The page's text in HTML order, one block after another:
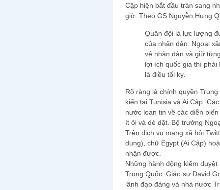
Cập hiện bắt đầu tràn sang
giờ. Theo GS Nguyễn Hưng
Quân đội là lực lượng
của nhân dân: Ngoại
vệ nhân dân và giữ
lợi ích quốc gia thì phải
là điều tối kỵ.
Rõ ràng là chính quyền
kiến tại Tunisia và Ai Cập.
nước loan tin về các diễn
ít ỏi và dè dặt. Bộ trưởng
Trên dịch vụ mạng xã hội
dụng), chữ Egypt (Ai Cập)
nhận được.
Những hành động kiểm
Trung Quốc. Giáo sư David
lãnh đạo đảng và nhà nước